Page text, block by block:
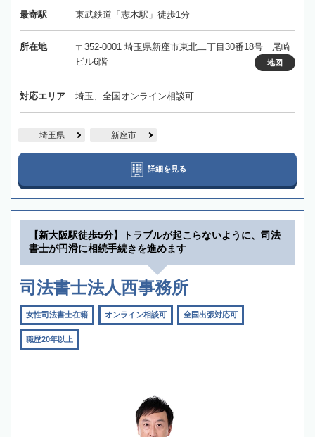
最寄駅 東武鉄道「志木駅」徒歩1分
所在地
〒352-0001 埼玉県新座市東北二丁目30番18号 尾崎
ビル6階
地図
対応エリア 埼玉、全国オンライン相談可
埼玉県 新座市
詳細を見る
【新大阪駅徒歩5分】トラブルが起こらないように、司法
書士が円滑に相続手続きを進めます
司法書士法人西事務所
女性司法書士在籍 オンライン相談可 全国出張対応可
職歴20年以上